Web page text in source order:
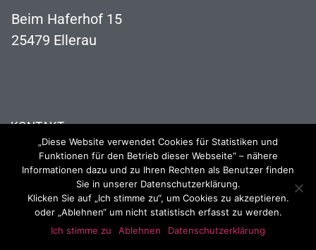
Beim Haferhof 15
25479 Ellerau
KONTAKT
04106 121 63 73
info@brandschutzservice-nord.de
2023 Brandschutzservice Nord Impressum Datenschutzerklärung
„Diese Website verwendet Cookies für Statistiken und
Funktionen für den Betrieb dieser Webseite“ – nähere
Informationen dazu und zu Ihren Rechten als Benutzer finden
Sie in unserer Datenschutzerklärung.
Klicken Sie auf „Ich stimme zu“, um Cookies zu akzeptieren.
oder „Ablehnen“ um nicht statistisch erfasst zu werden.
Ich stimme zu
Ablehnen Datenschutzerklärung